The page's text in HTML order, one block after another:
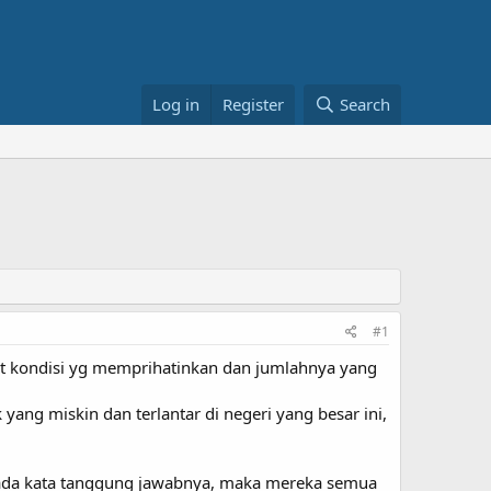
Log in Register Search
#1
kondisi yg memprihatinkan dan jumlahnya yang
miskin dan terlantar di negeri yang besar ini,
kata tanggung jawabnya, maka mereka semua